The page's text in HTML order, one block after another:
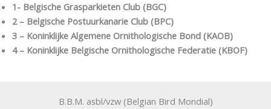
1- Belgische Grasparkieten Club (BGC)
2 – Belgische Postuurkanarie Club (BPC)
3 – Koninklijke Algemene Ornithologische Bond (KAOB)
4 – Koninklijke Belgische Ornithologische Federatie (KBOF)
B.B.M. asbl/vzw (Belgian Bird Mondial)